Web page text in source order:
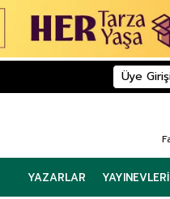
Üye
YAZARLAR YAYINEVLERI